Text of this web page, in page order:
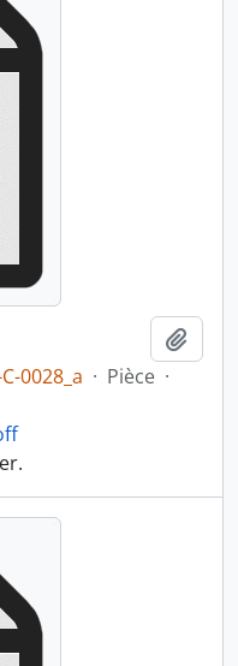
0028_a · Pièce ·